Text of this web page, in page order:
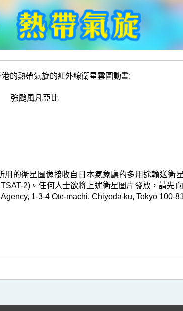
的熱帶氣旋的紅外線衛星雲圖動畫:
強颱風凡亞比
用的衛星圖像接收自日本氣象廳的多用途輸送衛
2)。任何人士欲將上述衛星圖片發放，請先
1-3-4 Ote-machi, Chiyoda-ku, Tokyo 100-